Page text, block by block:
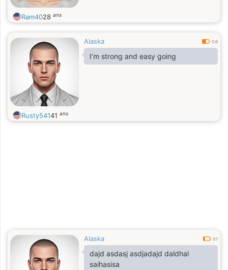
Ram4028 ans
Alaska 0.6
I’m strong and easy going
Rusty54141 ans
Alaska 0.1
dajd asdasj asdjadajd daldhal
saihasisa